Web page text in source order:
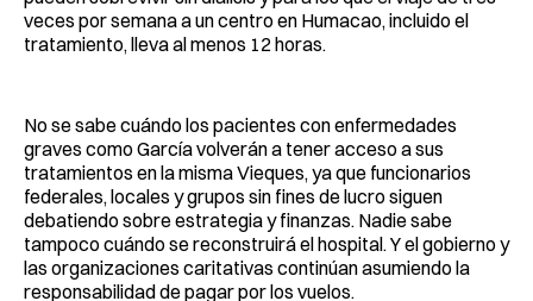
veces por semana a un centro en Humacao, incluido el
tratamiento, lleva al menos 12 horas.
No se sabe cuándo los pacientes con enfermedades
graves como García volverán a tener acceso a sus
tratamientos en la misma Vieques, ya que funcionarios
federales, locales y grupos sin fines de lucro siguen
debatiendo sobre estrategia y finanzas. Nadie sabe
tampoco cuándo se reconstruirá el hospital. Y el gobierno y
las organizaciones caritativas continúan asumiendo la
responsabilidad de pagar por los vuelos.